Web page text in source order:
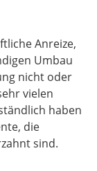
Anreize,
Umbau
nicht oder
vielen
haben
die
sind.